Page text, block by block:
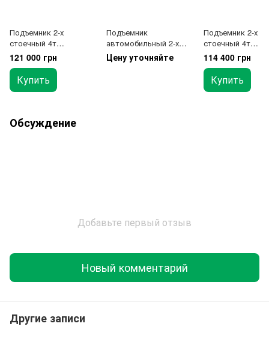
Подъемник 2-х
стоечный 4т
электрогидравлически
й с нижней
синхронизацией 380В
LAUNCH TLT-240SBA
121 000 грн
Купить
Подъемник
автомобильный 2-х
стоечный 4т
Цену уточняйте
Подъемник 2-х
стоечный 4т
й с верхней
синхронизацией
LAUNCH TLT-
114 400 грн
Купить
Обсуждение
Добавьте первый отзыв
Новый комментарий
Другие записи